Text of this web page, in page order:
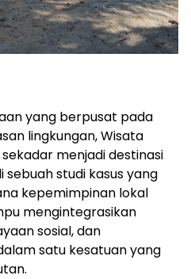
yang berpusat pada
lingkungan, Wisata
menjadi destinasi
studi kasus yang
kepemimpinan lokal
mengintegrasikan
sosial, dan
satu kesatuan yang